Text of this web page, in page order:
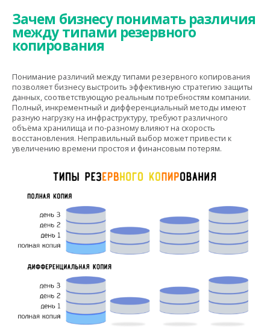
Зачем бизнесу понимать различия
между типами резервного
копирования
Понимание различий между типами резервного копирования
позволяет бизнесу выстроить эффективную стратегию защиты
данных, соответствующую реальным потребностям компании.
Полный, инкрементный и дифференциальный методы имеют
разную нагрузку на инфраструктуру, требуют различного
объёма хранилища и по-разному влияют на скорость
восстановления. Неправильный выбор может привести к
увеличению времени простоя и финансовым потерям.